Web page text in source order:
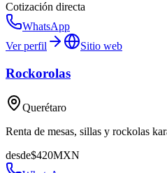
Cotización directa
WhatsApp
Ver perfil
Sitio web
Rockorolas
Querétaro
Renta de mesas, sillas y rockolas
desde$420MXN